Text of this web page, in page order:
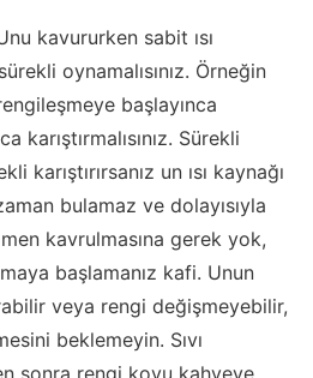
kavururken sabit ısı
oynamalısınız. Örneğin
başlayınca
karıştırmalısınız. Sürekli
karıştırırsanız un ısı kaynağı
bulamaz ve dolayısıyla
kavrulmasına gerek yok,
başlamanız kafi. Unun
veya rengi değişmeyebilir,
beklemeyin. Sıvı
sonra rengi koyu kahveye